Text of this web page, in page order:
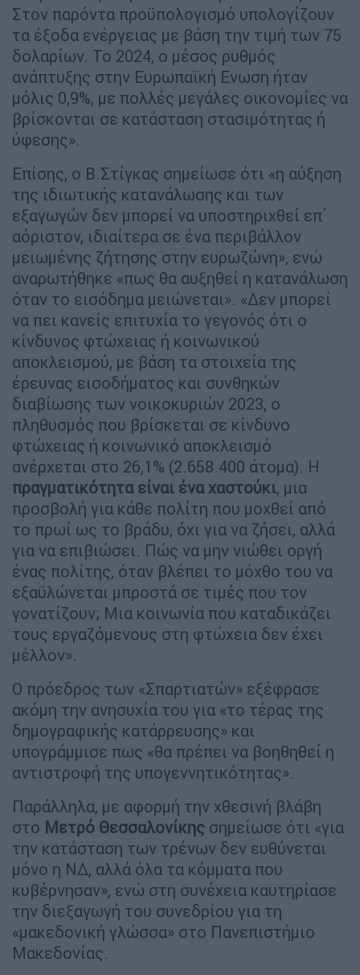
Στον παρόντα προϋπολογισμό υπολογίζουν
τα έξοδα ενέργειας με βάση την τιμή των 75
δολαρίων. Το 2024, ο μέσος ρυθμός
ανάπτυξης στην Ευρωπαϊκή Ενωση ήταν
μόλις 0,9%, με πολλές μεγάλες οικονομίες να
βρίσκονται σε κατάσταση στασιμότητας ή
ύφεσης».
Επίσης, ο Β.Στίγκας σημείωσε ότι «η αύξηση
της ιδιωτικής κατανάλωσης και των
εξαγωγών δεν μπορεί να υποστηριχθεί επ΄
αόριστον, ιδιαίτερα σε ένα περιβάλλον
μειωμένης ζήτησης στην ευρωζώνη», ενώ
αναρωτήθηκε «πως θα αυξηθεί η κατανάλωση
όταν το εισόδημα μειώνεται». «Δεν μπορεί
να πει κανείς επιτυχία το γεγονός ότι ο
κίνδυνος φτώχειας ή κοινωνικού
αποκλεισμού, με βάση τα στοιχεία της
έρευνας εισοδήματος και συνθηκών
διαβίωσης των νοικοκυριών 2023, ο
πληθυσμός που βρίσκεται σε κίνδυνο
φτώχειας ή κοινωνικό αποκλεισμό
ανέρχεται στο 26,1% (2.658.400 άτομα). Η
πραγματικότητα είναι ένα χαστούκι, μια
προσβολή για κάθε πολίτη που μοχθεί από
το πρωί ως το βράδυ, όχι για να ζήσει, αλλά
για να επιβιώσει. Πώς να μην νιώθει οργή
ένας πολίτης, όταν βλέπει το μόχθο του να
εξαϋλώνεται μπροστά σε τιμές που τον
γονατίζουν; Μια κοινωνία που καταδικάζει
τους εργαζόμενους στη φτώχεια δεν έχει
μέλλον».
Ο πρόεδρος των «Σπαρτιατών» εξέφρασε
ακόμη την ανησυχία του για «το τέρας της
δημογραφικής κατάρρευσης» και
υπογράμμισε πως «θα πρέπει να βοηθηθεί η
αντιστροφή της υπογεννητικότητας».
Παράλληλα, με αφορμή την χθεσινή βλάβη
στο Μετρό Θεσσαλονίκης σημείωσε ότι «για
την κατάσταση των τρένων δεν ευθύνεται
μόνο η ΝΔ, αλλά όλα τα κόμματα που
κυβέρνησαν», ενώ στη συνέχεια καυτηρίασε
την διεξαγωγή του συνεδρίου για τη
«μακεδονική γλώσσα» στο Πανεπιστήμιο
Μακεδονίας.